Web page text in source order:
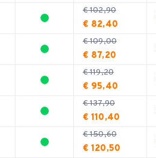
€ 102,90
€ 82,40
€ 109,00
€ 87,20
€ 119,20
€ 95,40
€ 137,90
€ 110,40
€ 150,60
€ 120,50